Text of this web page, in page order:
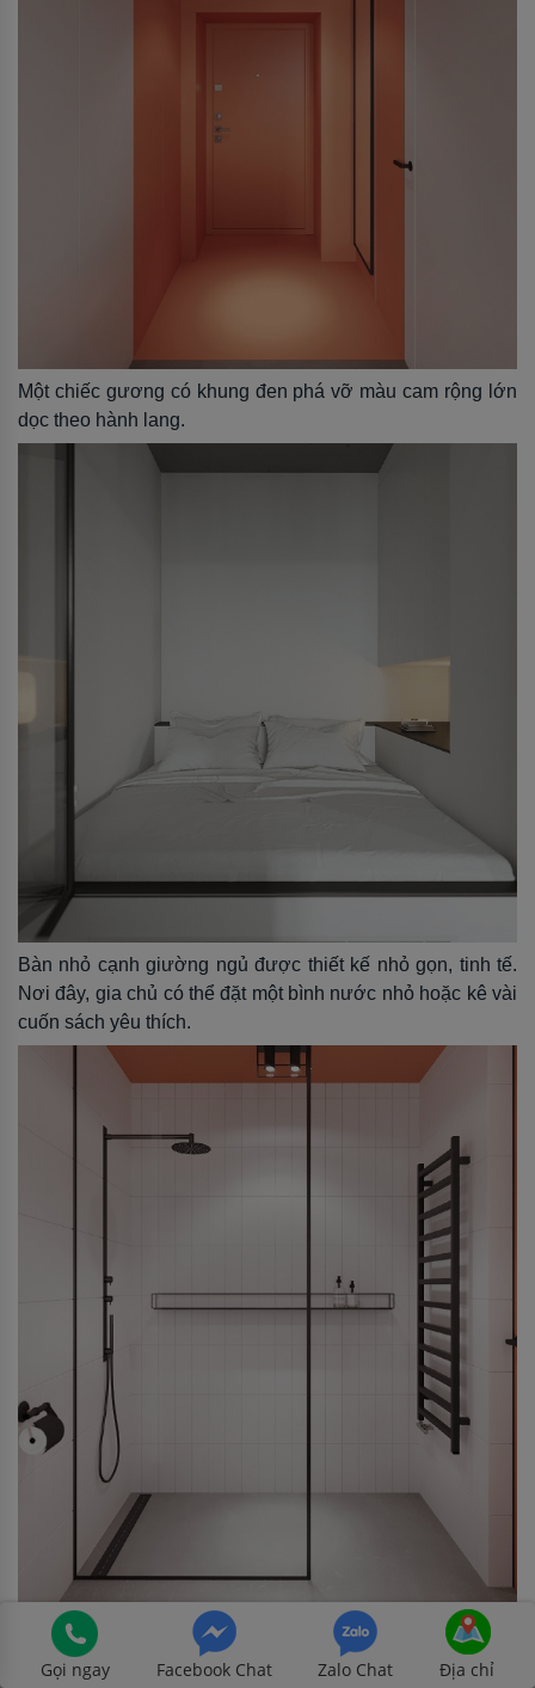
Một chiếc gương có khung đen phá vỡ màu cam rộng lớn
dọc theo hành lang.
Bàn nhỏ cạnh giường ngủ được thiết kế nhỏ gọn, tinh tế.
Nơi đây, gia chủ có thể đặt một bình nước nhỏ hoặc kê vài
cuốn sách yêu thích.
Màu cam nổi bật bao trùm lên trần nhà phòng tắm.
Gọi ngay Facebook Chat Zalo Chat Địa chỉ